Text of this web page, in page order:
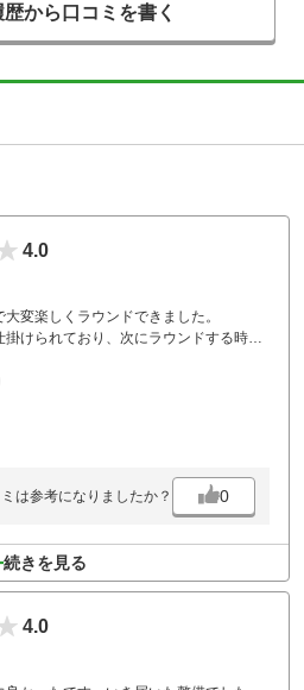
から口コミを書く
4.0
変楽しくラウンドできました。
けられており、次にラウンドする時は
は参考になりましたか？ 0
続きを見る
4.0